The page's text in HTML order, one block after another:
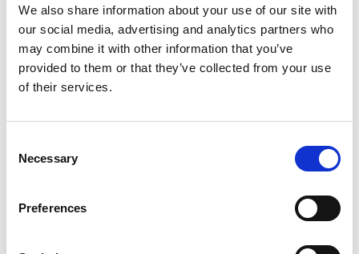
We also share information about your use of our site with
our social media, advertising and analytics partners who
may combine it with other information that you’ve
provided to them or that they’ve collected from your use
of their services.
Selection
Necessary
Preferences
Product informatie Vergelijkbare producten
Beschrijving
C
DeSolide schuifladder 2x18 sporten
is een robuuste en
, ontworpen
stabilisatiebalk